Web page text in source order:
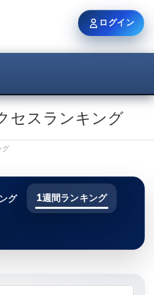
セスランキング
グ
グ 1週間ランキング
ログイン